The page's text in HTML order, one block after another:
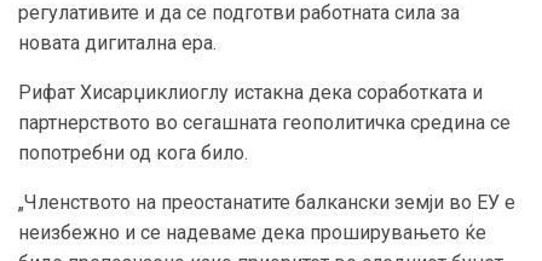
регулативите и да се подготви работната сила за
новата дигитална ера.
Рифат Хисарџиклиоглу истакна дека соработката и
партнерството во сегашната геополитичка средина се
попотребни од кога било.
„Членството на преостанатите балкански земји во ЕУ е
неизбежно и се надеваме дека проширувањето ќе